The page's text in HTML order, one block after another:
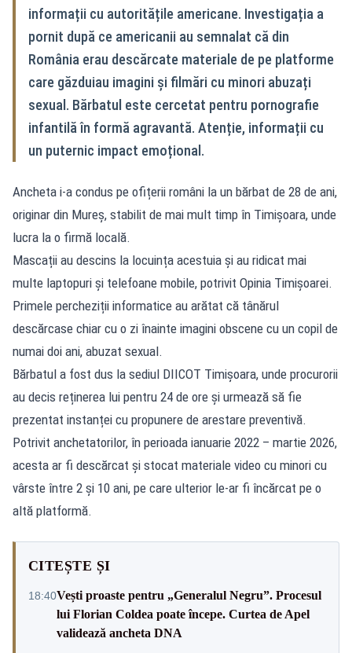
informații cu autoritățile americane. Investigația a
pornit după ce americanii au semnalat că din
România erau descărcate materiale de pe platforme
care găzduiau imagini și filmări cu minori abuzați
sexual. Bărbatul este cercetat pentru pornografie
infantilă în formă agravantă. Atenție, informații cu
un puternic impact emoțional.
Ancheta i-a condus pe ofițerii români la un bărbat de 28 de ani,
originar din Mureș, stabilit de mai mult timp în Timișoara, unde
lucra la o firmă locală.
Mascații au descins la locuința acestuia și au ridicat mai
multe laptopuri și telefoane mobile, potrivit Opinia Timișoarei.
Primele percheziții informatice au arătat că tânărul
descărcase chiar cu o zi înainte imagini obscene cu un copil de
numai doi ani, abuzat sexual.
Bărbatul a fost dus la sediul DIICOT Timișoara, unde procurorii
au decis reținerea lui pentru 24 de ore și urmează să fie
prezentat instanței cu propunere de arestare preventivă.
Potrivit anchetatorilor, în perioada ianuarie 2022 – martie 2026,
acesta ar fi descărcat și stocat materiale video cu minori cu
vârste între 2 și 10 ani, pe care ulterior le-ar fi încărcat pe o
altă platformă.
CITEȘTE ȘI
18:40Vești proaste pentru „Generalul Negru”. Procesul
lui Florian Coldea poate începe. Curtea de Apel
validează ancheta DNA